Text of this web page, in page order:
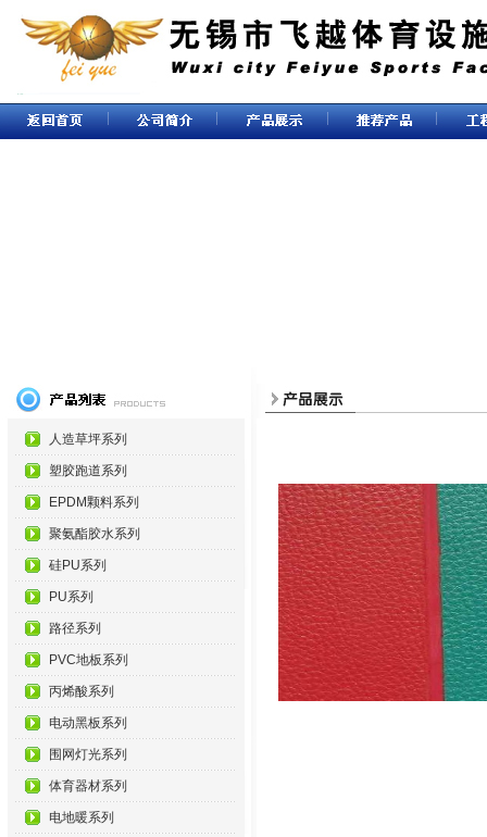
人造草坪系列
塑胶跑道系列
EPDM颗料系列
聚氨酯胶水系列
硅PU系列
PU系列
路径系列
PVC地板系列
丙烯酸系列
电动黑板系列
围网灯光系列
体育器材系列
电地暖系列